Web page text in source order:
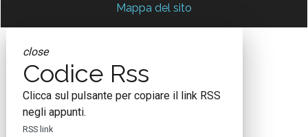
Mappa del sito
close
Codice Rss
Clicca sul pulsante per copiare il link RSS
negli appunti.
RSS link